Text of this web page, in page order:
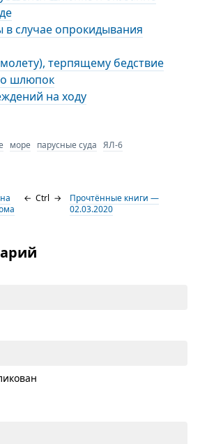
случае опрокидывания
терпящему бедствие
шлюпок
на ходу
море парусные суда ЯЛ-6
← Ctrl →
Прочтённые книги —
02.03.2020